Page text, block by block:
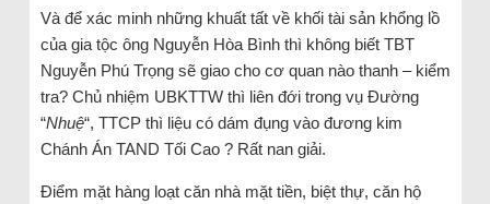
Và để xác minh những khuất tất về khối tài sản khổng lồ
của gia tộc ông Nguyễn Hòa Bình thì không biết TBT
Nguyễn Phú Trọng sẽ giao cho cơ quan nào thanh – kiểm
tra? Chủ nhiệm UBKTTW thì liên đới trong vụ Đường
“Nhuệ“, TTCP thì liệu có dám đụng vào đương kim
Chánh Án TAND Tối Cao ? Rất nan giải.
Điểm mặt hàng loạt căn nhà mặt tiền, biệt thự, căn hộ